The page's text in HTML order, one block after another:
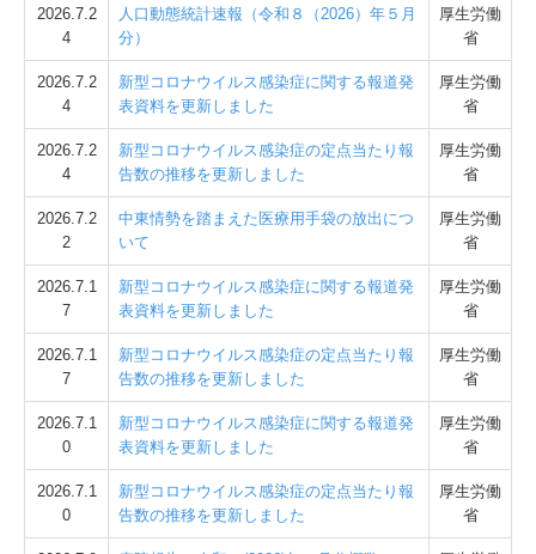
2026.7.2
4
人口動態統計速報（令和８（2026）年５月
分）
厚生労働
省
2026.7.2
4
新型コロナウイルス感染症に関する報道発
表資料を更新しました
厚生労働
省
2026.7.2
4
新型コロナウイルス感染症の定点当たり報
告数の推移を更新しました
厚生労働
省
2026.7.2
2
中東情勢を踏まえた医療用手袋の放出につ
いて
厚生労働
省
2026.7.1
7
新型コロナウイルス感染症に関する報道発
表資料を更新しました
厚生労働
省
2026.7.1
7
新型コロナウイルス感染症の定点当たり報
告数の推移を更新しました
厚生労働
省
2026.7.1
0
新型コロナウイルス感染症に関する報道発
表資料を更新しました
厚生労働
省
2026.7.1
0
新型コロナウイルス感染症の定点当たり報
告数の推移を更新しました
厚生労働
省